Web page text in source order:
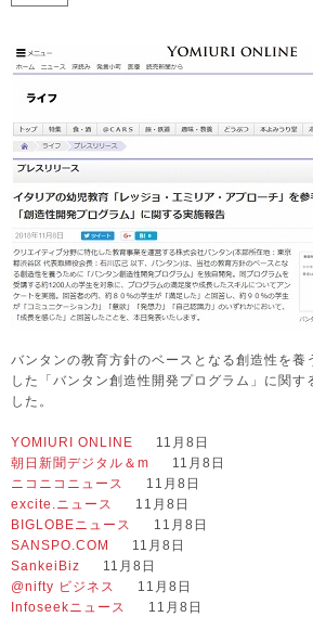
バンタンの教育方針のベースとなる創造性を養
した「バンタン創造性開発プログラム」に関す
した。
YOMIURI ONLINE
11月8日
朝日新聞デジタル＆m
11月8日
ニコニコニュース
11月8日
excite.ニュース
11月8日
BIGLOBEニュース
11月8日
SANSPO.COM
11月8日
SankeiBiz
11月8日
@nifty ビジネス
11月8日
Infoseekニュース
11月8日